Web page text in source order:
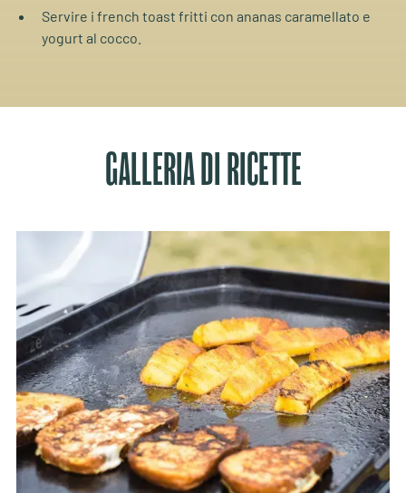
Servire i french toast fritti con ananas caramellato e
yogurt al cocco.
GALLERIA DI RICETTE